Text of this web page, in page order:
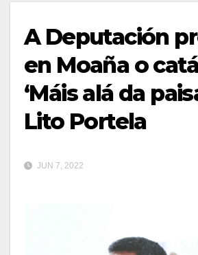
A Deputación
en Moaña o
‘Máis alá da
Lito Portela
JUN 7, 2022